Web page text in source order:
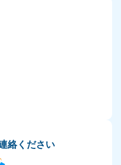
絡ください